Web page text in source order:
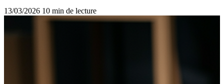
13/03/2026 10 min de lecture